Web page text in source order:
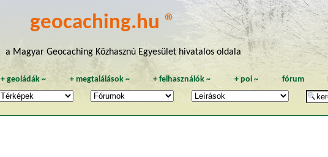
geocaching.hu ®
a Magyar Geocaching Közhasznú Egyesület hivatalos oldala
+geoládák ~ + megtalálások~ +felhasználók~ + poi~ fórum